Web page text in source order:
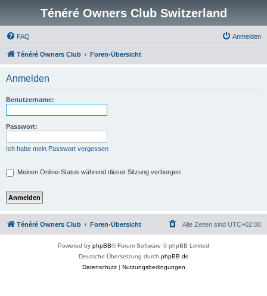
Ténéré Owners Club Switzerland
FAQ Anmelden
Ténéré Owners Club Foren-Übersicht
Anmelden
Benutzername:
Passwort:
Ich habe mein Passwort vergessen
Meinen Online-Status während dieser Sitzung verbergen
Ténéré Owners Club Foren-Übersicht Alle Zeiten sind UTC+02:00
Powered by phpBB® Forum Software © phpBB Limited
Deutsche Übersetzung durch phpBB.de
Datenschutz| Nutzungsbedingungen